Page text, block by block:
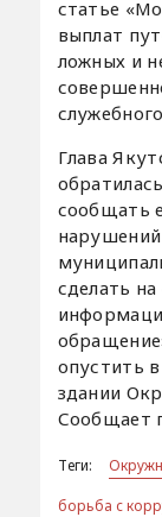
статье
выплат
ложных и
Глава
сообщать
сделать
опустить
здании
Сообщает
Теги:
борьба с